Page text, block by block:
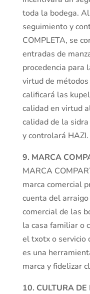
toda la bodega.
seguimiento y
COMPLETA, se
entradas de
procedencia para
virtud de
calificará las
calidad en virtud
calidad de la
y controlará HAZI.
9. MARCA
MARCA
marca comercial
cuenta del
comercial de las
la casa familiar o
el txotx o servicio
es una
marca y fidelizar
10. CULTURA